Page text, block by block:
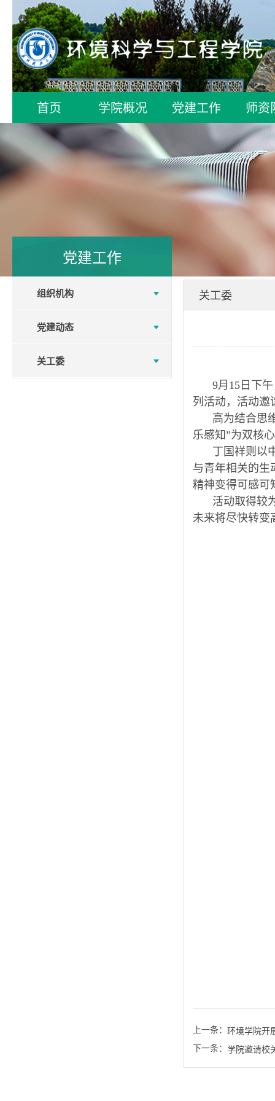
首页 学院概况 党建工作 师资
党建工作
组织机构
党建动态
关工委
关工委
9月15日下
列活动，活动邀
高为结合思
乐感知”为双核
丁国祥则以
与青年相关的生
精神变得可感可
活动取得较
未来将尽快转变
上一条： 环境学院开
下一条： 学院邀请校